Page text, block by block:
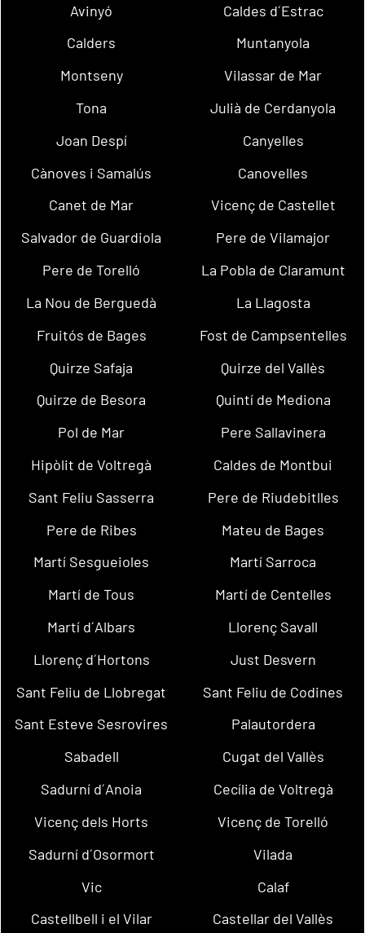
Avinyó
Caldes d´Estrac
Calders
Muntanyola
Montseny
Vilassar de Mar
Tona
Julià de Cerdanyola
Joan Despí
Canyelles
Cànoves i Samalús
Canovelles
Canet de Mar
Vicenç de Castellet
Salvador de Guardiola
Pere de Vilamajor
Pere de Torelló
La Pobla de Claramunt
La Nou de Berguedà
La Llagosta
Fruitós de Bages
Fost de Campsentelles
Quirze Safaja
Quirze del Vallès
Quirze de Besora
Quintí de Mediona
Pol de Mar
Pere Sallavinera
Hipòlit de Voltregà
Caldes de Montbui
Sant Feliu Sasserra
Pere de Riudebitlles
Pere de Ribes
Mateu de Bages
Martí Sesgueioles
Martí Sarroca
Martí de Tous
Martí de Centelles
Martí d´Albars
Llorenç Savall
Llorenç d´Hortons
Just Desvern
Sant Feliu de Llobregat
Sant Feliu de Codines
Sant Esteve Sesrovires
Palautordera
Sabadell
Cugat del Vallès
Sadurní d´Anoia
Cecília de Voltregà
Vicenç dels Horts
Vicenç de Torelló
Sadurní d´Osormort
Vilada
Vic
Calaf
Castellbell i el Vilar
Castellar del Vallès